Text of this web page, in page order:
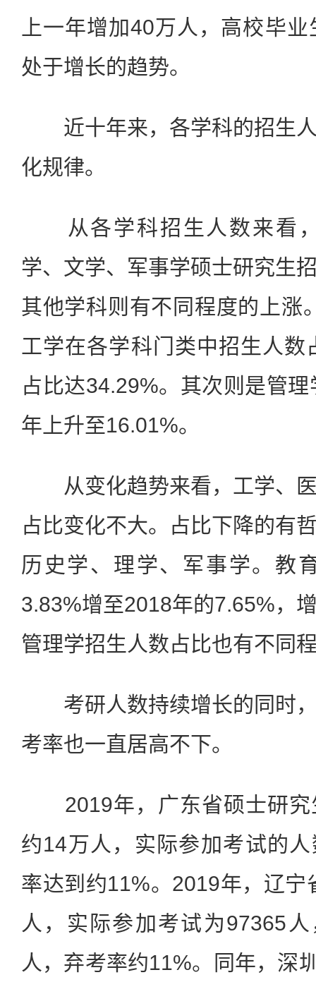
上一年增加40万人，高校毕
处于增长的趋势。
近十年来，各学科的招生人
化规律。
从各学科招生人数来看，
学、文学、军事学硕士研究生
其他学科则有不同程度的上涨
工学在各学科门类中招生人数
占比达34.29%。其次则是管
年上升至16.01%。
从变化趋势来看，工学、医
占比变化不大。占比下降的有
历史学、理学、军事学。教
3.83%增至2018年的7.65%，
管理学招生人数占比也有不同
考研人数持续增长的同时，
考率也一直居高不下。
2019年，广东省硕士研究
约14万人，实际参加考试的
率达到约11%。2019年，辽宁
人，实际参加考试为97365
人，弃考率约11%。同年，深